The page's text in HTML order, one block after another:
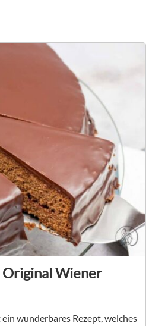
Wiener
wunderbares Rezept, welches